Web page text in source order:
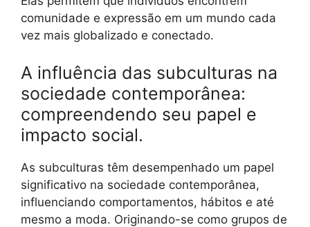
comunidade e expressão em um mundo cada
vez mais globalizado e conectado.
A influência das subculturas na
sociedade contemporânea:
compreendendo seu papel e
impacto social.
As subculturas têm desempenhado um papel
significativo na sociedade contemporânea,
influenciando comportamentos, hábitos e até
mesmo a moda. Originando-se como grupos de